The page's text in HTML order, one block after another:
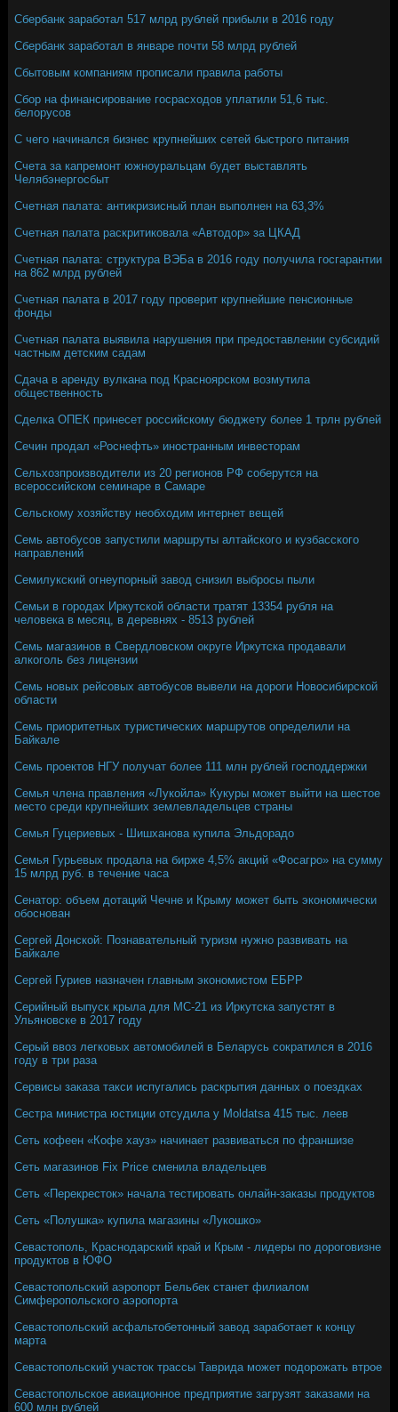
Сбербанк заработал 517 млрд рублей прибыли в 2016 году
Сбербанк заработал в январе почти 58 млрд рублей
Сбытовым компаниям прописали правила работы
Сбор на финансирование госрасходов уплатили 51,6 тыс.
белорусов
С чего начинался бизнес крупнейших сетей быстрого питания
Счета за капремонт южноуральцам будет выставлять
Челябэнергосбыт
Счетная палата: антикризисный план выполнен на 63,3%
Счетная палата раскритиковала «Автодор» за ЦКАД
Счетная палата: структура ВЭБа в 2016 году получила госгарантии
на 862 млрд рублей
Счетная палата в 2017 году проверит крупнейшие пенсионные
фонды
Счетная палата выявила нарушения при предоставлении субсидий
частным детским садам
Сдача в аренду вулкана под Красноярском возмутила
общественность
Сделка ОПЕК принесет российскому бюджету более 1 трлн рублей
Сечин продал «Роснефть» иностранным инвесторам
Сельхозпроизводители из 20 регионов РФ соберутся на
всероссийском семинаре в Самаре
Сельскому хозяйству необходим интернет вещей
Семь автобусов запустили маршруты алтайского и кузбасского
направлений
Семилукский огнеупорный завод снизил выбросы пыли
Семьи в городах Иркутской области тратят 13354 рубля на
человека в месяц, в деревнях - 8513 рублей
Семь магазинов в Свердловском округе Иркутска продавали
алкоголь без лицензии
Семь новых рейсовых автобусов вывели на дороги Новосибирской
области
Семь приоритетных туристических маршрутов определили на
Байкале
Семь проектов НГУ получат более 111 млн рублей господдержки
Семья члена правления «Лукойла» Кукуры может выйти на шестое
место среди крупнейших землевладельцев страны
Семья Гуцериевых - Шишханова купила Эльдорадо
Семья Гурьевых продала на бирже 4,5% акций «Фосагро» на сумму
15 млрд руб. в течение часа
Сенатор: объем дотаций Чечне и Крыму может быть экономически
обоснован
Сергей Донской: Познавательный туризм нужно развивать на
Байкале
Сергей Гуриев назначен главным экономистом ЕБРР
Серийный выпуск крыла для МС-21 из Иркутска запустят в
Ульяновске в 2017 году
Серый ввоз легковых автомобилей в Беларусь сократился в 2016
году в три раза
Сервисы заказа такси испугались раскрытия данных о поездках
Сестра министра юстиции отсудила у Moldatsa 415 тыс. леев
Сеть кофеен «Кофе хауз» начинает развиваться по франшизе
Сеть магазинов Fix Price сменила владельцев
Сеть «Перекресток» начала тестировать онлайн-заказы продуктов
Сеть «Полушка» купила магазины «Лукошко»
Севастополь, Краснодарский край и Крым - лидеры по дороговизне
продуктов в ЮФО
Севастопольский аэропорт Бельбек станет филиалом
Симферопольского аэропорта
Севастопольский асфальтобетонный завод заработает к концу
марта
Севастопольский участок трассы Таврида может подорожать втрое
Севастопольское авиационное предприятие загрузят заказами на
600 млн рублей